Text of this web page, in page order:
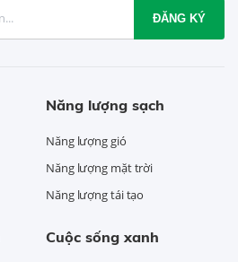
ĐĂNG KÝ
Năng lượng sạch
Năng lượng gió
Năng lượng mặt trời
Năng lượng tái tạo
Cuộc sống xanh